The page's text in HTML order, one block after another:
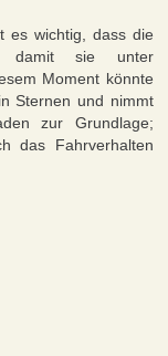
es wichtig, dass die
damit sie unter
Moment könnte
Sternen und nimmt
zur Grundlage;
das Fahrverhalten